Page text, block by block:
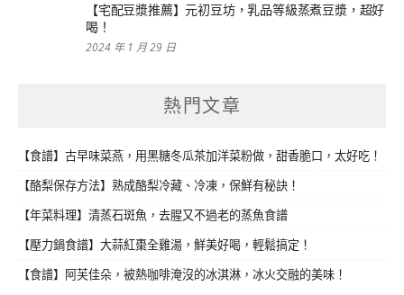
【宅配豆漿推薦】元初豆坊，乳品等級蒸煮豆漿，超好
喝！
2024 年 1 月 29 日
熱門文章
【食譜】古早味菜燕，用黑糖冬瓜茶加洋菜粉做，甜香脆口，太好吃！
【酪梨保存方法】熟成酪梨冷藏、冷凍，保鮮有秘訣！
【年菜料理】清蒸石斑魚，去腥又不過老的蒸魚食譜
【壓力鍋食譜】大蒜紅棗全雞湯，鮮美好喝，輕鬆搞定！
【食譜】阿芙佳朵，被熱咖啡淹沒的冰淇淋，冰火交融的美味！